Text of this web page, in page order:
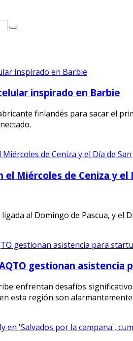
inspirado en Barbie
finlandés para sacar el
el Miércoles de Ceniza y el
ligada al Domingo de Pascua, y el
gestionan asistencia
enfrentan desafíos
esta región son